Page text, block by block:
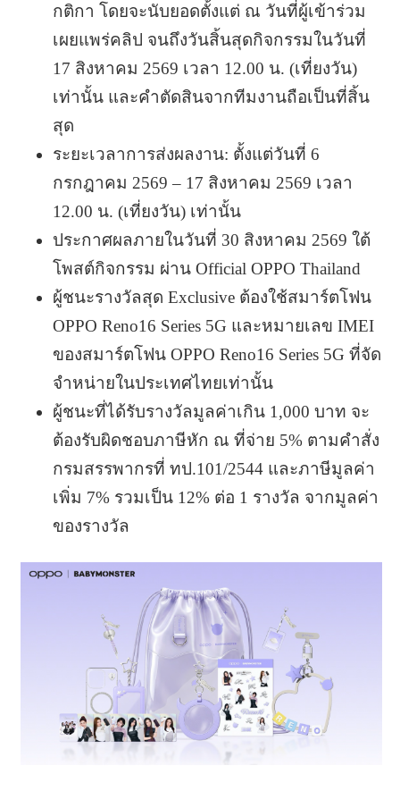
กติกา โดยจะนับยอดตั้งแต่ ณ วันที่ผู้เข้าร่วม
เผยแพร่คลิป จนถึงวันสิ้นสุดกิจกรรมในวันที่
17 สิงหาคม 2569 เวลา 12.00 น. (เที่ยงวัน)
เท่านั้น และคำตัดสินจากทีมงานถือเป็นที่สิ้น
สุด
ระยะเวลาการส่งผลงาน: ตั้งแต่วันที่ 6
กรกฎาคม 2569 – 17 สิงหาคม 2569 เวลา
12.00 น. (เที่ยงวัน) เท่านั้น
ประกาศผลภายในวันที่ 30 สิงหาคม 2569 ใต้
โพสต์กิจกรรม ผ่าน Official OPPO Thailand
ผู้ชนะรางวัลสุด Exclusive ต้องใช้สมาร์ตโฟน
OPPO Reno16 Series 5G และหมายเลข IMEI
ของสมาร์ตโฟน OPPO Reno16 Series 5G ที่จัด
จำหน่ายในประเทศไทยเท่านั้น
ผู้ชนะที่ได้รับรางวัลมูลค่าเกิน 1,000 บาท จะ
ต้องรับผิดชอบภาษีหัก ณ ที่จ่าย 5% ตามคำสั่ง
กรมสรรพากรที่ ทป.101/2544 และภาษีมูลค่า
เพิ่ม 7% รวมเป็น 12% ต่อ 1 รางวัล จากมูลค่า
ของรางวัล